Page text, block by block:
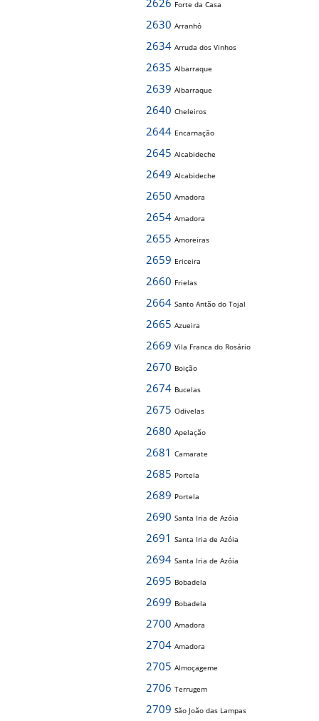
2626 Forte da Casa
2630 Arranhó
2634 Arruda dos Vinhos
2635 Albarraque
2639 Albarraque
2640 Cheleiros
2644 Encarnação
2645 Alcabideche
2649 Alcabideche
2650 Amadora
2654 Amadora
2655 Amoreiras
2659 Ericeira
2660 Frielas
2664 Santo Antão do Tojal
2665 Azueira
2669 Vila Franca do Rosário
2670 Boição
2674 Bucelas
2675 Odivelas
2680 Apelação
2681 Camarate
2685 Portela
2689 Portela
2690 Santa Iria de Azóia
2691 Santa Iria de Azóia
2694 Santa Iria de Azóia
2695 Bobadela
2699 Bobadela
2700 Amadora
2704 Amadora
2705 Almoçageme
2706 Terrugem
2709 São João das Lampas